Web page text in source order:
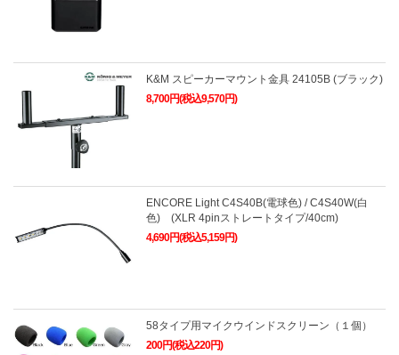
K&M スピーカーマウント金具 24105B (ブラック)
8,700円(税込9,570円)
ENCORE Light C4S40B(電球色) / C4S40W(白
色) (XLR 4pinストレートタイプ/40cm)
4,690円(税込5,159円)
58タイプ用マイクウインドスクリーン（１個）
200円(税込220円)